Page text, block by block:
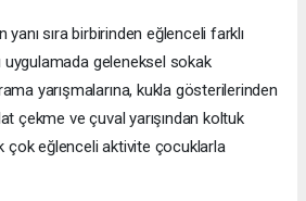
sıra birbirinden eğlenceli farklı
uygulamada geleneksel sokak
yarışmalarına, kukla gösterilerinden
çekme ve çuval yarışından koltuk
çok eğlenceli aktivite çocuklarla